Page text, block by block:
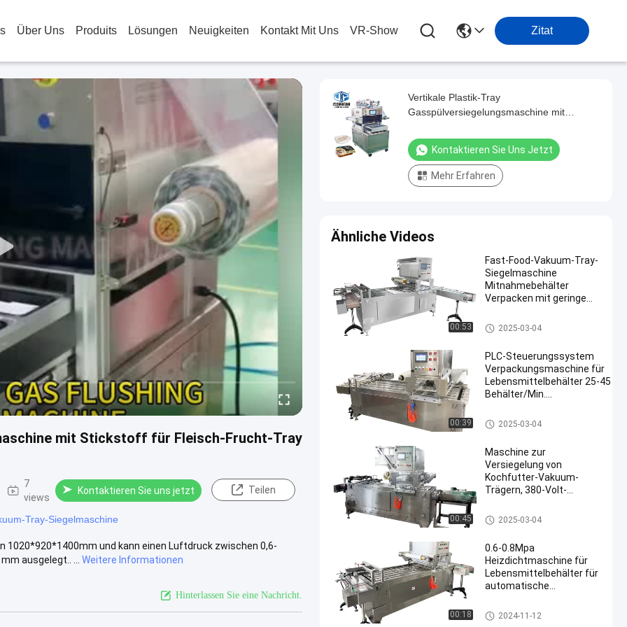
Über Uns Produits Lösungen Neuigkeiten Kontakt Mit Uns VR-Show Zitat
mit Stickstoff für Fleisch-Frucht-Tray
7
views
Kontaktieren Sie uns jetzt Teilen
Tray-Siegelmaschine
1020*920*1400mm und kann einen Luftdruck zwischen 0,6-
ausgelegt.. ...
Weitere Informationen
Hinterlassen Sie eine Nachricht.
Vertikale Plastik-Tray
Gasspülversiegelungsmaschine mit
Kontaktieren Sie Uns Jetzt
Mehr Erfahren
Ähnliche Videos
00:53
Fast-Food-Vakuum-Tray-
Siegelmaschine
Mitnahmebehälter
Verpacken mit geringem
Maschine zum Versiegeln von
Vakuum-Trägern
2025-03-04
00:39
PLC-Steuerungssystem
Verpackungsmaschine für
Lebensmittelbehälter 25-45
Behälter/Min.
Maschine zum Versiegeln von Vak
uum-Trägern
2025-03-04
00:45
Maschine zur
Versiegelung von
Kochfutter-Vakuum-
Trägern, 380-Volt-
Versiegelung von Lunch-
Trägern
Maschine zum Versiegeln von
Vakuum-Trägern
2025-03-04
00:18
0.6-0.8Mpa
Heizdichtmaschine für
Lebensmittelbehälter für
automatische
Maschine zum Versiegeln von
Vakuum-Trägern
2024-11-12